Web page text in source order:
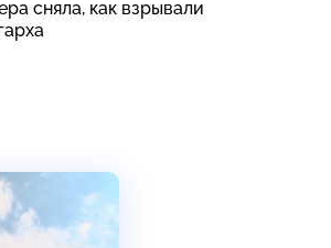
сняла, как взрывали